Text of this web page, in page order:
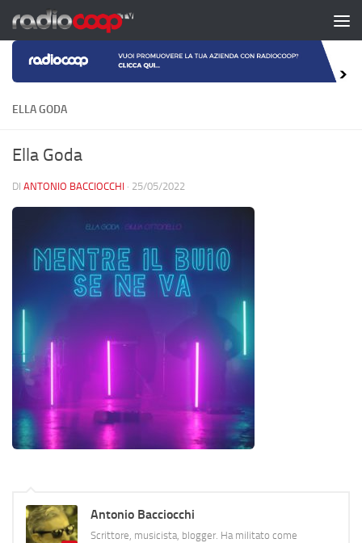
Salta al contenuto
ELLA GODA
Ella Goda
DI ANTONIO BACCIOCCHI · 25/05/2022
Antonio Bacciocchi
Scrittore, musicista, blogger. Ha militato come